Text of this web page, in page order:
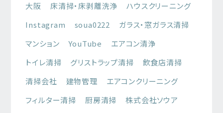
大阪
床清掃・床剥離洗浄
ハウスクリーニング
Instagram
soua0222
ガラス・窓ガラス清掃
マンション
YouTube
エアコン清浄
トイレ清掃
グリストラップ清掃
飲食店清掃
清掃会社
建物管理
エアコンクリーニング
フィルター清掃
厨房清掃
株式会社ソウア